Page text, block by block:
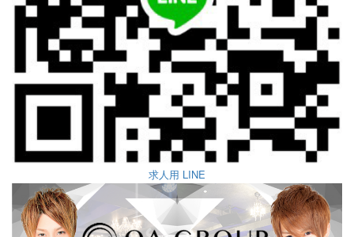
求人用 LINE